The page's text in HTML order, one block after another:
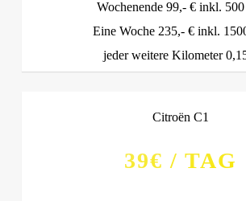
Wochenende 99,- € inkl.
Eine Woche 235,- € inkl.
jeder weitere Kilometer
Citroën C1
39€ / TAG